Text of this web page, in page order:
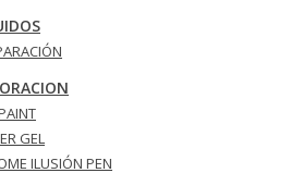
GEL
ILUSIÓN PEN